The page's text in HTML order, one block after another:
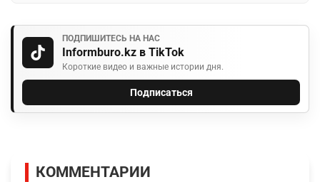
ПОДПИШИТЕСЬ НА НАС
Informburo.kz в TikTok
Короткие видео и важные истории дня.
Подписаться
КОММЕНТАРИИ